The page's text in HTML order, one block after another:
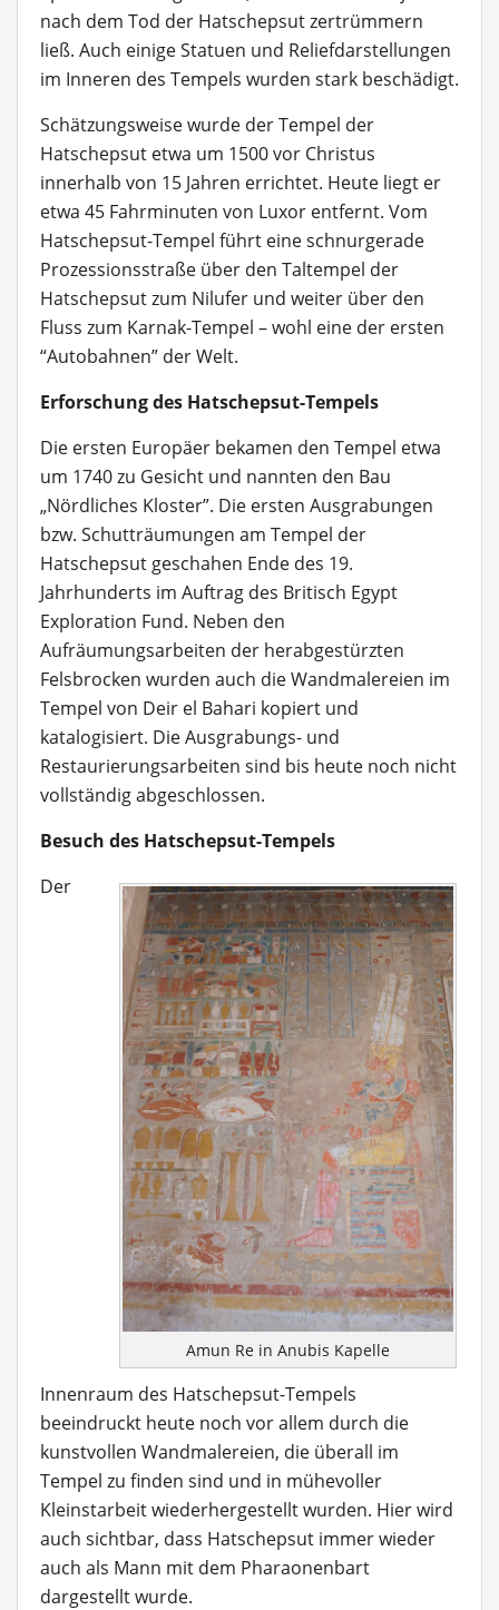
nach dem Tod der Hatschepsut zertrümmern
ließ. Auch einige Statuen und Reliefdarstellungen
im Inneren des Tempels wurden stark beschädigt.
Schätzungsweise wurde der Tempel der
Hatschepsut etwa um 1500 vor Christus
innerhalb von 15 Jahren errichtet. Heute liegt er
etwa 45 Fahrminuten von Luxor entfernt. Vom
Hatschepsut-Tempel führt eine schnurgerade
Prozessionsstraße über den Taltempel der
Hatschepsut zum Nilufer und weiter über den
Fluss zum Karnak-Tempel – wohl eine der ersten
“Autobahnen” der Welt.
Erforschung des Hatschepsut-Tempels
Die ersten Europäer bekamen den Tempel etwa
um 1740 zu Gesicht und nannten den Bau
„Nördliches Kloster”. Die ersten Ausgrabungen
bzw. Schutträumungen am Tempel der
Hatschepsut geschahen Ende des 19.
Jahrhunderts im Auftrag des Britisch Egypt
Exploration Fund. Neben den
Aufräumungsarbeiten der herabgestürzten
Felsbrocken wurden auch die Wandmalereien im
Tempel von Deir el Bahari kopiert und
katalogisiert. Die Ausgrabungs- und
Restaurierungsarbeiten sind bis heute noch nicht
vollständig abgeschlossen.
Besuch des Hatschepsut-Tempels
Amun Re in Anubis Kapelle
Der
Innenraum des Hatschepsut-Tempels
beeindruckt heute noch vor allem durch die
kunstvollen Wandmalereien, die überall im
Tempel zu finden sind und in mühevoller
Kleinstarbeit wiederhergestellt wurden. Hier wird
auch sichtbar, dass Hatschepsut immer wieder
auch als Mann mit dem Pharaonenbart
dargestellt wurde.